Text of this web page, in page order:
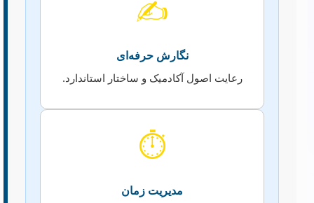
✍️
نگارش حرفه‌ای
رعایت اصول آکادمیک و ساختار استاندارد.
⏱️
مدیریت زمان